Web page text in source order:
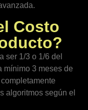
Costo
ser 1/3 o 1/6 del
mínimo 3 meses de
algoritmos según el